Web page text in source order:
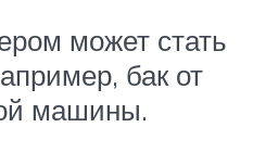
может стать
бак от
машины.